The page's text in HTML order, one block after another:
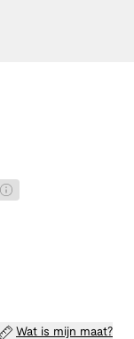
Wat is mijn maat?